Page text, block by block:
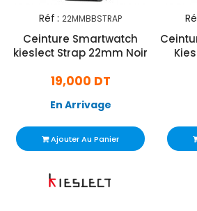
Réf : 22MMBBSTRAP
Ceinture Smartwatch
kieslect Strap 22mm Noir
19,000 DT
En Arrivage
Ajouter Au Panier